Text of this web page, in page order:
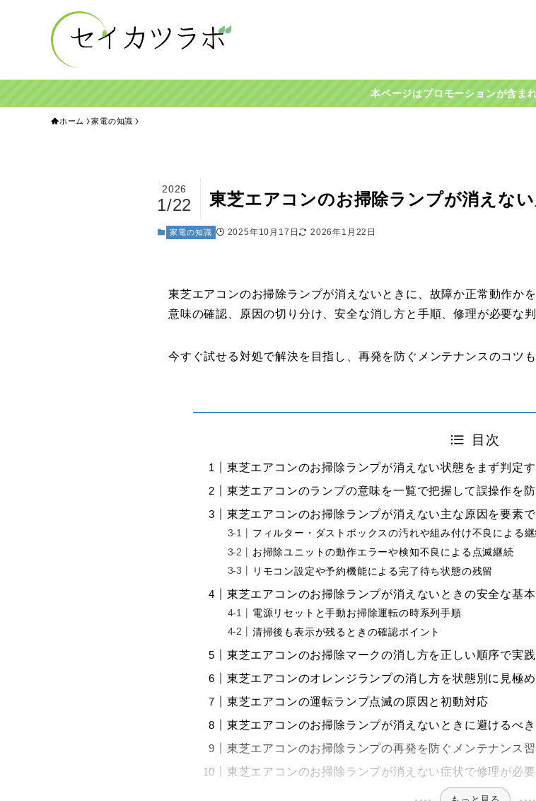
本ページはプロモーションが含ま
ホーム 家電の知識
東芝エアコンのお掃除ランプが消えな
2026
1/22
家電の知識 2025年10月17日 2026年1月22日
東芝エアコンのお掃除ランプが消えないときに、故障か正常動作か
意味の確認、原因の切り分け、安全な消し方と手順、修理が必要な
今すぐ試せる対処で解決を目指し、再発を防ぐメンテナンスのコツも
目次
東芝エアコンのお掃除ランプが消えない状態をまず判定
東芝エアコンのランプの意味を一覧で把握して誤操作を
東芝エアコンのお掃除ランプが消えない主な原因を要素
フィルター・ダストボックスの汚れや組み付け不良による
お掃除ユニットの動作エラーや検知不良による点滅継続
リモコン設定や予約機能による完了待ち状態の残留
東芝エアコンのお掃除ランプが消えないときの安全な基
電源リセットと手動お掃除運転の時系列手順
清掃後も表示が残るときの確認ポイント
東芝エアコンのお掃除マークの消し方を正しい順序で実践
東芝エアコンのオレンジランプの消し方を状態別に見極
東芝エアコンの運転ランプ点滅の原因と初動対応
東芝エアコンのお掃除ランプが消えないときに避けるべ
東芝エアコンのお掃除ランプの再発を防ぐメンテナンス
東芝エアコンのお掃除ランプが消えない症状で修理が必